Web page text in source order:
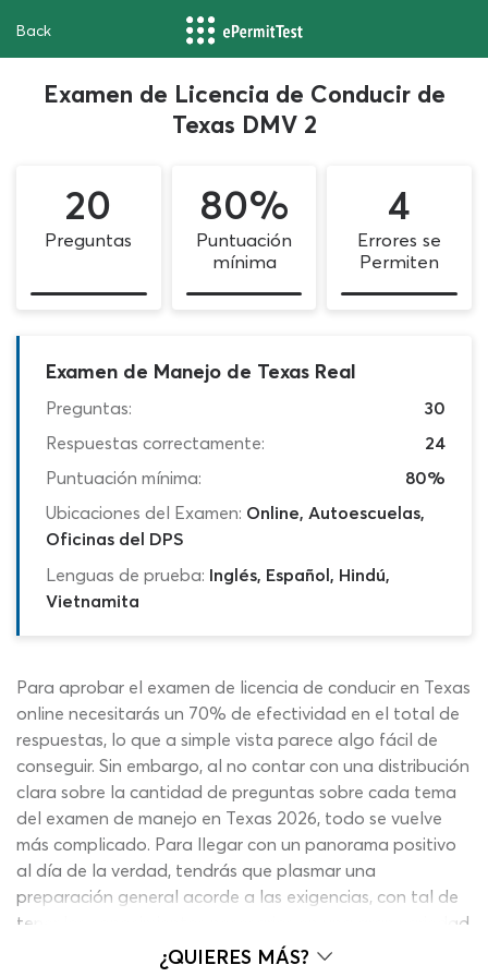
Back
Examen de Licencia de Conducir de
Texas DMV 2
20
Preguntas
80%
Puntuación
mínima
4
Errores se
Permiten
Examen de Manejo de Texas Real
Preguntas:
30
Respuestas correctamente:
24
Puntuación mínima:
80%
Ubicaciones del Examen: Online, Autoescuelas,
Oficinas del DPS
Lenguas de prueba: Inglés, Español, Hindú,
Vietnamita
Para aprobar el examen de licencia de conducir en Texas
online necesitarás un 70% de efectividad en el total de
respuestas, lo que a simple vista parece algo fácil de
conseguir. Sin embargo, al no contar con una distribución
clara sobre la cantidad de preguntas sobre cada tema
del examen de manejo en Texas 2026, todo se vuelve
más complicado. Para llegar con un panorama positivo
al día de la verdad, tendrás que plasmar una
preparación general acorde a las exigencias, con tal de
tener los conocimientos necesarios en una gran variedad
de áreas temáticas. Gracias a esta práctica para el test
¿QUIERES MÁS?